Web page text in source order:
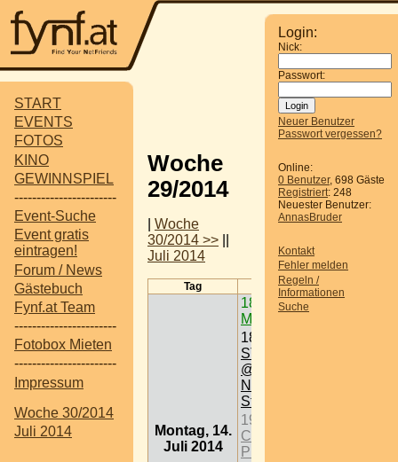
START
EVENTS
FOTOS
KINO
GEWINNSPIEL
-----------------------
Event-Suche
Event gratis
eintragen!
Forum / News
Gästebuch
Fynf.at Team
-----------------------
Fotobox Mieten
-----------------------
Impressum
Woche 30/2014
Juli 2014
Login:
Nick:
Passwort:
Neuer Benutzer
Passwort vergessen?
Online:
0 Benutzer, 698 Gäste
Registriert: 248
Neuester Benutzer:
AnnasBruder
Kontakt
Fehler melden
Regeln /
Informationen
Suche
Woche
29/2014
Woche
30/2014 >>
Juli 2014
Tag Termine
Montag, 14.
Juli 2014
18:00Every F*****
Monday
18:00
STOCKERAU 2014
@ Rathausplatz >
Nö < 2000
Stockerau
19:30
Carol im Theater im
Prückl in Wien